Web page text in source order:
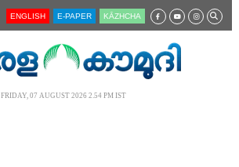
ENGLISH E-PAPER KĀZHCHA
FRIDAY, 07 AUGUST 2026 2.54 PM IST